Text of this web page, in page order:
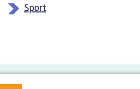
Sport